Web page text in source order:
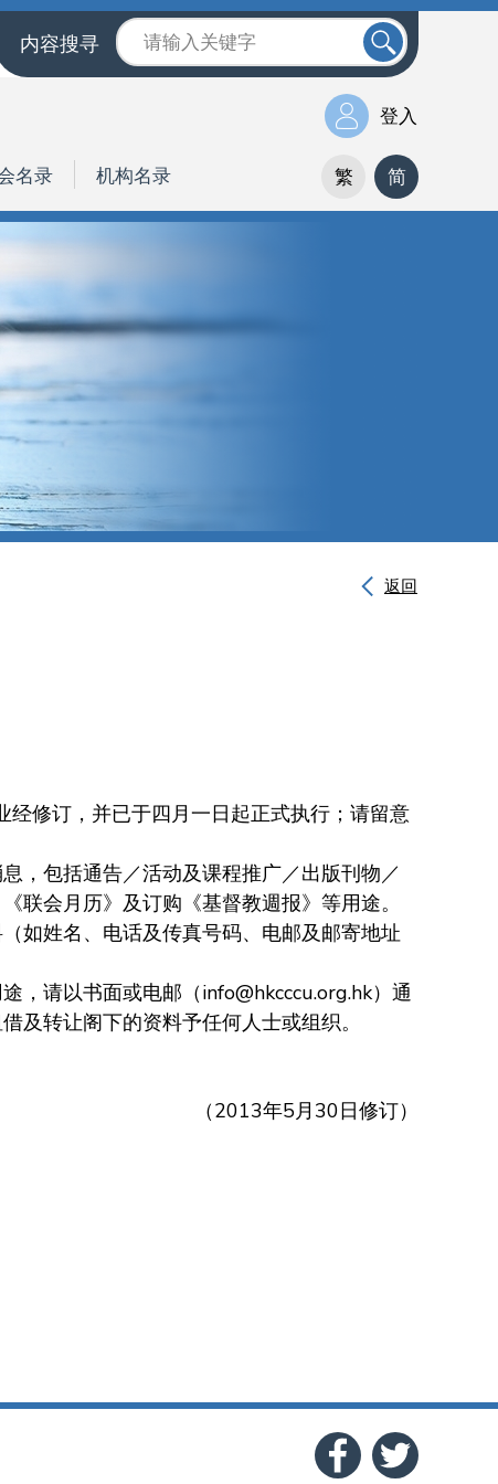
内容搜寻
登入
名录 机构名录 繁 简
返回
修订，并已于四月一日起正式执行；请留意
包括通告／活动及课程推广／出版刊物／
联会月历》及订购《基督教週报》等用途。
如姓名、电话及传真号码、电邮及邮寄地址
请以书面或电邮（info@hkcccu.org.hk）通
及转让阁下的资料予任何人士或组织。
（2013年5月30日修订）